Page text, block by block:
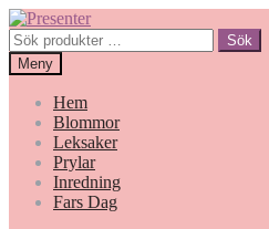
Hoppa
till
navigering
Gå
till
innehåll
Sök
efter:
Sök
Meny
Hem
Blommor
Leksaker
Prylar
Inredning
Fars Dag